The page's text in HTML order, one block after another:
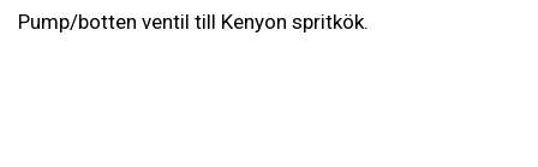
Pump/botten ventil till Kenyon spritkök.